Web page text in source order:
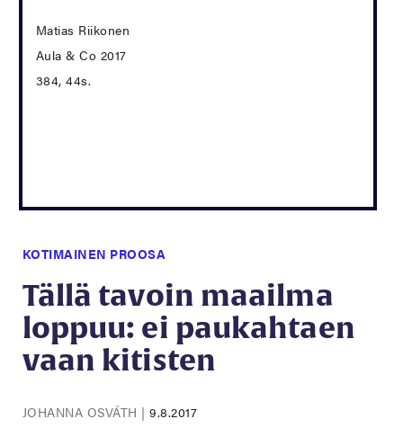
Matias Riikonen
Aula & Co 2017
384, 44s.
KOTIMAINEN PROOSA
Tällä tavoin maailma
loppuu: ei paukahtaen
vaan kitisten
JOHANNA OSVÁTH |9.8.2017